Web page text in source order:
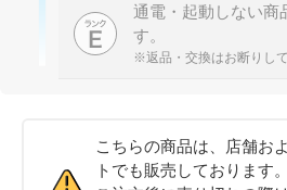
通電・起動しない商
す。
※返品・交換はお断りして
こちらの商品は、店舗お
トでも販売しております。